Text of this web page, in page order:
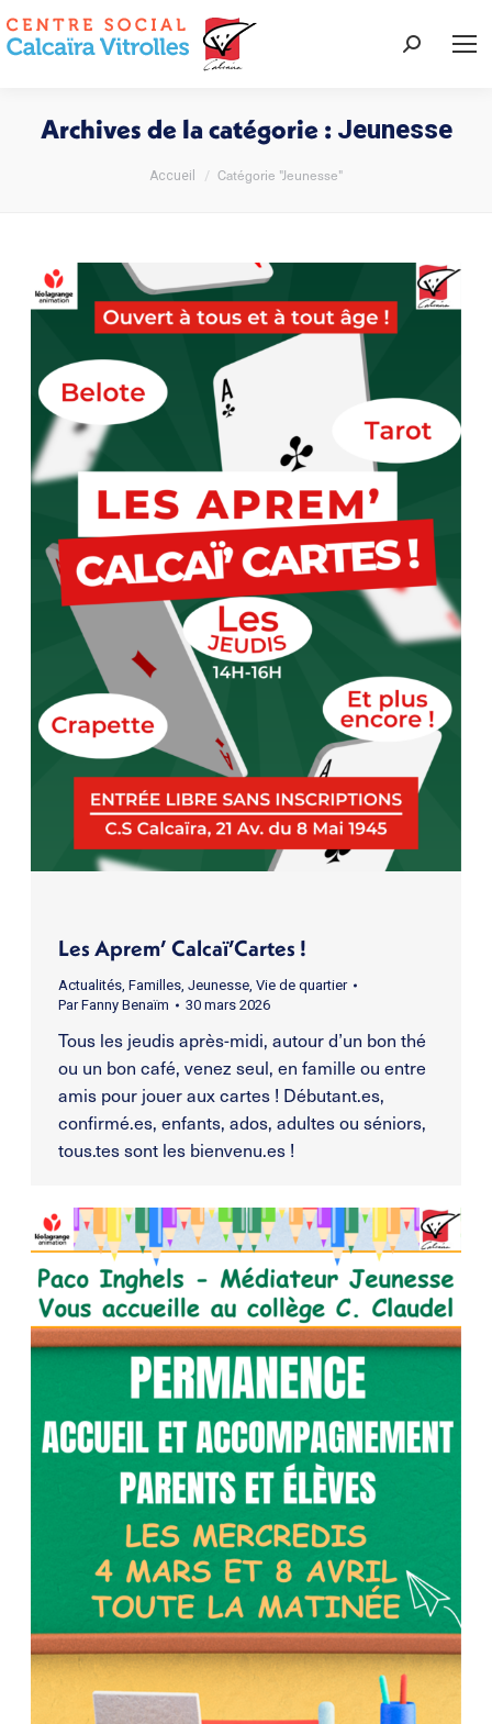
Recherche
Archives de la catégorie : Jeunesse
Accueil Catégorie "Jeunesse"
Les Aprem’ Calcaï’Cartes !
Actualités, Familles, Jeunesse, Vie de quartier
ParFanny Benaïm 30 mars 2026
Tous les jeudis après-midi, autour d’un bon thé
ou un bon café, venez seul, en famille ou entre
amis pour jouer aux cartes ! Débutant.es,
confirmé.es, enfants, ados, adultes ou séniors,
tous.tes sont les bienvenu.es !